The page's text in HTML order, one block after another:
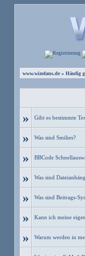
www.wizofans.de » Häufig
»
Gibt es bestimmte
» Was sind Smilies?
» BBCode
» Was sind
» Was sind Beitrags-
» Kann ich meine
» Warum werden in